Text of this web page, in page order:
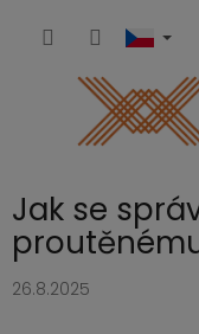
Jak se
26.8.2025